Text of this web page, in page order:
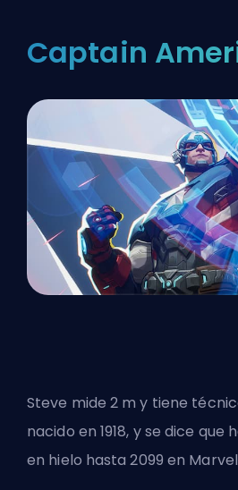
Captain
Steve mide 2 m y tiene
nacido en 1918, y se dice que
en hielo hasta 2099 en Marvel